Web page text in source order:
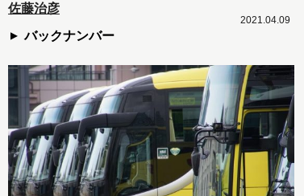
佐藤治彦
バックナンバー
2021.04.09